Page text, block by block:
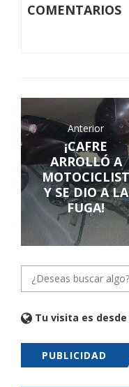
COMENTARIOS
Anterior
¡CAFRE
ARROLLÓ A
Y SE DIO A LA
FUGA!
Tu visita es desde
PUBLICIDAD